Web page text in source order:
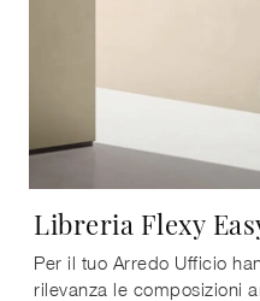
Libreria Flexy
Per il tuo Arredo Ufficio
rilevanza le composizioni